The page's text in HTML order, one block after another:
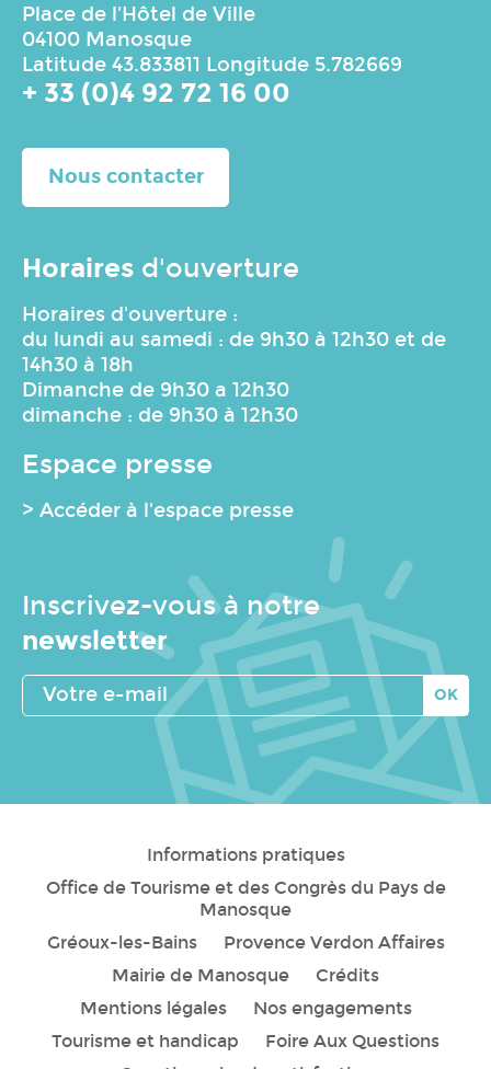
Place de l'Hôtel de Ville
04100 Manosque
Latitude 43.833811 Longitude 5.782669
+ 33 (0)4 92 72 16 00
Nous contacter
Horaires d'ouverture
Horaires d'ouverture :
du lundi au samedi : de 9h30 à 12h30 et de
14h30 à 18h
Dimanche de 9h30 a 12h30
dimanche : de 9h30 à 12h30
Espace presse
> Accéder à l'espace presse
Inscrivez-vous à notre
newsletter
Votre
e-
Informations pratiques
Office de Tourisme et des Congrès du Pays de
Manosque
Gréoux-les-Bains
Provence Verdon Affaires
Mairie de Manosque
Crédits
Mentions légales
Nos engagements
Tourisme et handicap
Foire Aux Questions